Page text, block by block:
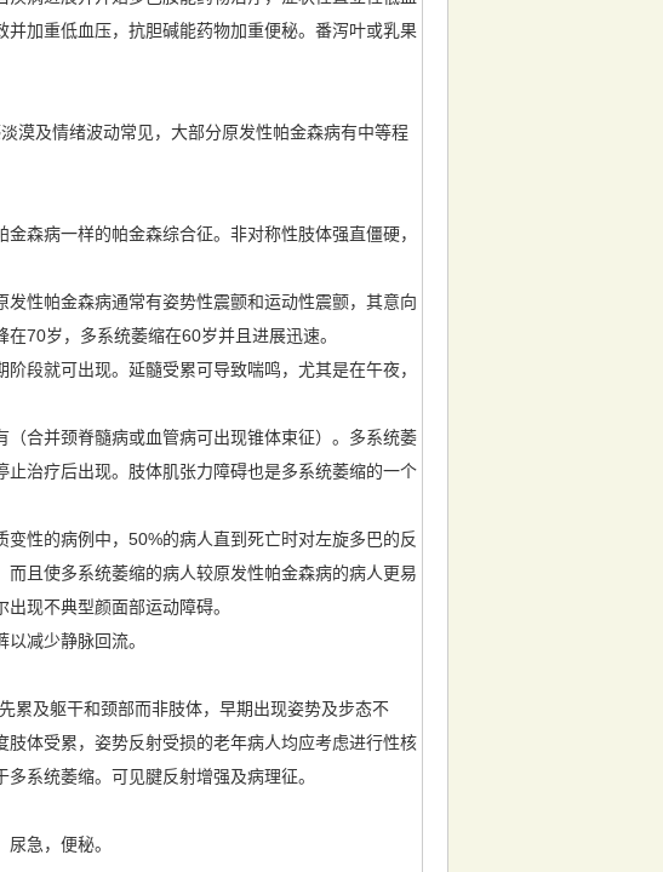
加重低血压，抗胆碱能药物加重便秘。番泻叶或乳果
漠及情绪波动常见，大部分原发性帕金森病有中等程
森病一样的帕金森综合征。非对称性肢体强直僵硬，
性帕金森病通常有姿势性震颤和运动性震颤，其意向
70岁，多系统萎缩在60岁并且进展迅速。
段就可出现。延髓受累可导致喘鸣，尤其是在午夜，
合并颈脊髓病或血管病可出现锥体束征）。多系统萎
治疗后出现。肢体肌张力障碍也是多系统萎缩的一个
性的病例中，50%的病人直到死亡时对左旋多巴的反
且使多系统萎缩的病人较原发性帕金森病的病人更易
现不典型颜面部运动障碍。
减少静脉回流。
累及躯干和颈部而非肢体，早期出现姿势及步态不
体受累，姿势反射受损的老年病人均应考虑进行性核
系统萎缩。可见腱反射增强及病理征。
急，便秘。